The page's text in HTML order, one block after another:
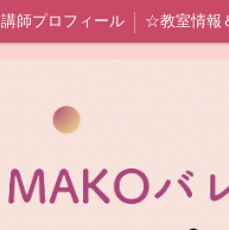
師プロフィール ☆教室情報